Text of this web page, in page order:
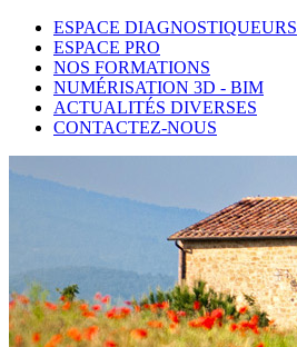
ESPACE DIAGNOSTIQUEURS
ESPACE PRO
NOS FORMATIONS
NUMÉRISATION 3D - BIM
ACTUALITÉS DIVERSES
CONTACTEZ-NOUS